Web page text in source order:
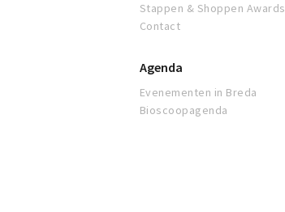
Stappen & Shoppen Awards
Contact
Agenda
Evenementen in Breda
Bioscoopagenda